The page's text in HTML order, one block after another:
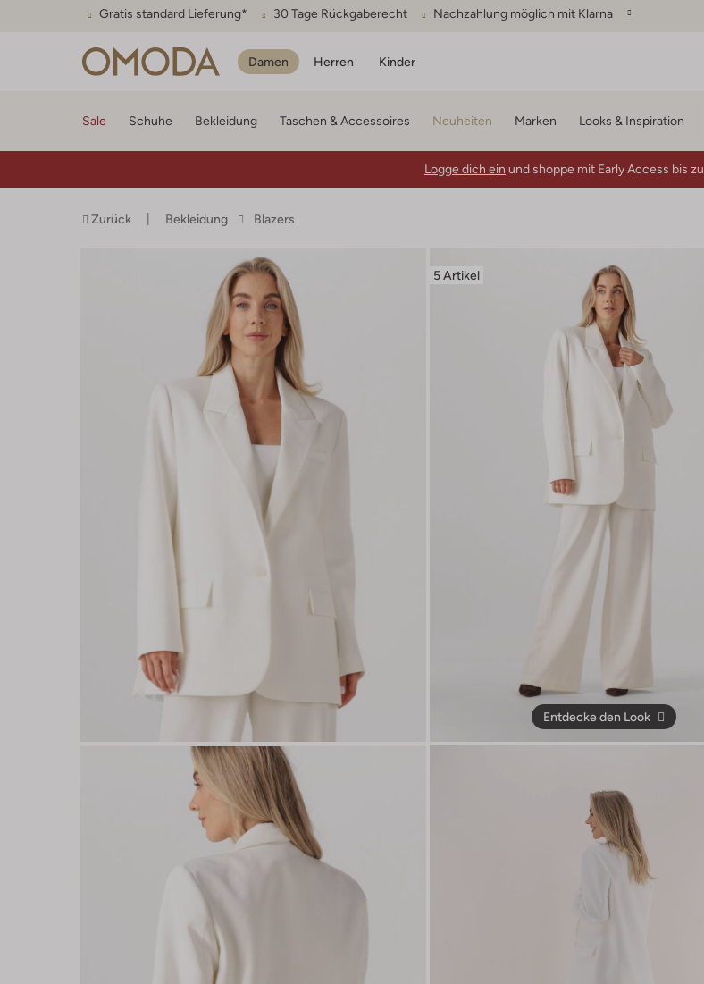
Gratis standard Lieferung* 30 Tage Rückgaberecht Nachzahlung möglich mit Klarna
Damen Herren Kinder
Sale Schuhe Bekleidung Taschen & Accessoires Neuheiten Marken Looks & Inspiration
Logge dich ein und shoppe mit Early Access bis zu
Zurück Bekleidung Blazers
5 Artikel
Entdecke den Look